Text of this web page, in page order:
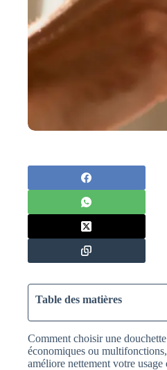
Table des matières
Comment choisir une
économiques ou
améliore nettement votre